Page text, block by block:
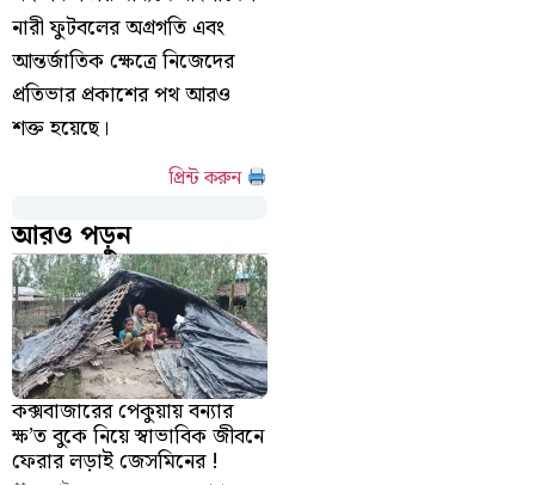
নারী ফুটবলের অগ্রগতি এবং
আন্তর্জাতিক ক্ষেত্রে নিজেদের
প্রতিভার প্রকাশের পথ আরও
শক্ত হয়েছে।
প্রিন্ট করুন
আরও পড়ুন
কক্সবাজারের পেকুয়ায় বন্যার
ক্ষ’ত বুকে নিয়ে স্বাভাবিক জীবনে
ফেরার লড়াই জেসমিনের !